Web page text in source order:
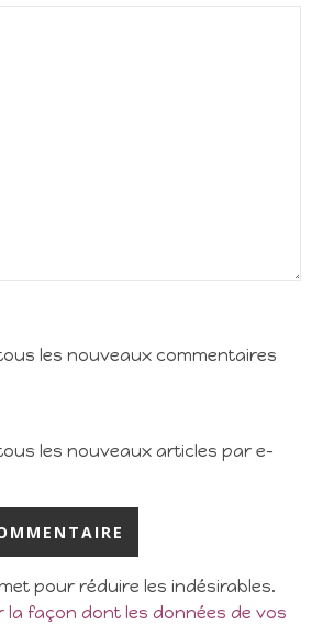
les nouveaux commentaires
les nouveaux articles par e-
pour réduire les indésirables.
la façon dont les données de vos